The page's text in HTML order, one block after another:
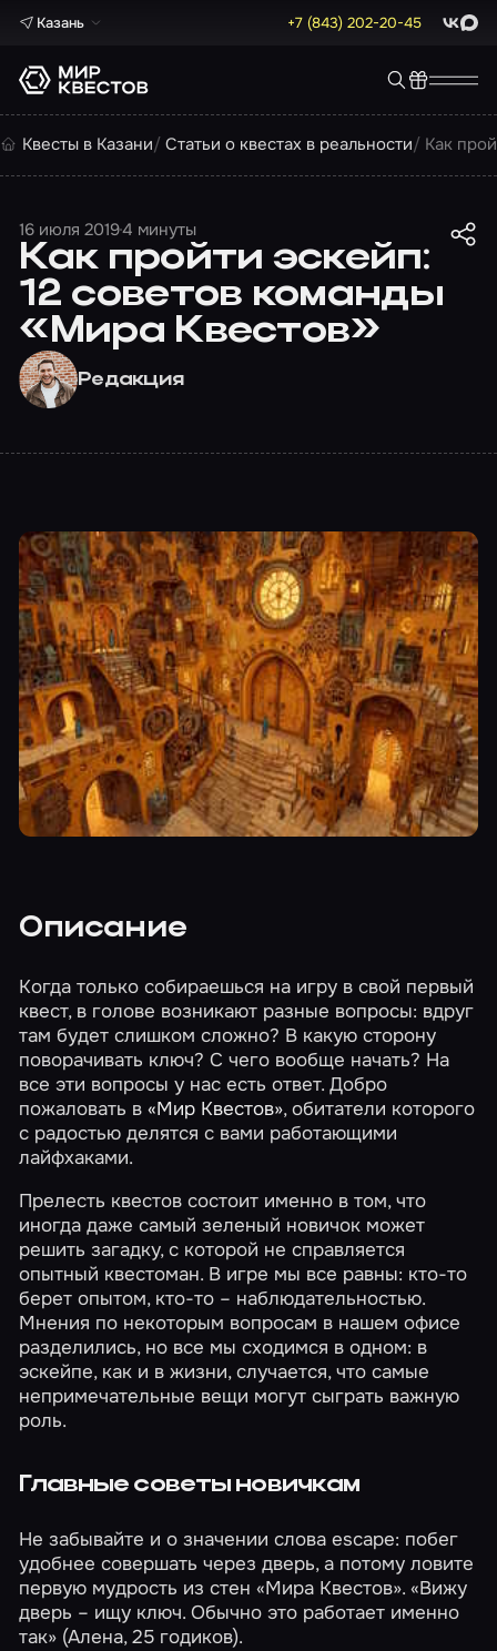
Казань +7 (843) 202-20-45 Max
Квесты в Казани Статьи о квестах в реальности Как
16 июля 20194 минуты
Как пройти эскейп:
12 советов команды
«Мира Квестов»
Редакция
Описание
Когда только собираешься на игру в свой первый
квест, в голове возникают разные вопросы: вдруг
там будет слишком сложно? В какую сторону
поворачивать ключ? С чего вообще начать? На
все эти вопросы у нас есть ответ. Добро
пожаловать в«Мир Квестов», обитатели которого
с радостью делятся с вами работающими
лайфхаками.
Прелесть квестов состоит именно в том, что
иногда даже самый зеленый новичок может
решить загадку, с которой не справляется
опытный квестоман. В игре мы все равны: кто-то
берет опытом, кто-то – наблюдательностью.
Мнения по некоторым вопросам в нашем офисе
разделились, но все мы сходимся в одном: в
эскейпе, как и в жизни, случается, что самые
непримечательные вещи могут сыграть важную
роль.
Главные советы новичкам
Не забывайте и о значении слова escape: побег
удобнее совершать через дверь, а потому ловите
первую мудрость из стен «Мира Квестов». «Вижу
дверь – ищу ключ. Обычно это работает именно
так» (Алена, 25 годиков).